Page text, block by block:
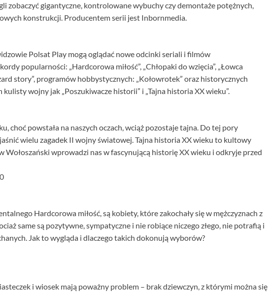
zobaczyć gigantyczne, kontrolowane wybuchy czy demontaże potężnych,
konstrukcji. Producentem serii jest Inbornmedia.
Polsat Play mogą oglądać nowe odcinki seriali i filmów
popularności: „Hardcorowa miłość”, „Chłopaki do wzięcia”, „Łowca
story”, programów hobbystycznych: „Kołowrotek” oraz historycznych
wojny jak „Poszukiwacze historii” i „Tajna historia XX wieku”.
choć powstała na naszych oczach, wciąż pozostaje tajna. Do tej pory
wielu zagadek II wojny światowej. Tajna historia XX wieku to kultowy
Wołoszański wprowadzi nas w fascynującą historię XX wieku i odkryje przed
Hardcorowa miłość, są kobiety, które zakochały się w mężczyznach z
same są pozytywne, sympatyczne i nie robiące niczego złego, nie potrafią i
Jak to wygląda i dlaczego takich dokonują wyborów?
i wiosek mają poważny problem – brak dziewczyn, z którymi można się